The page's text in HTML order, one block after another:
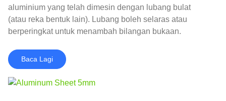
aluminium yang telah dimesin dengan lubang bulat
(atau reka bentuk lain). Lubang boleh selaras atau
berperingkat untuk menambah bilangan bukaan.
Baca Lagi